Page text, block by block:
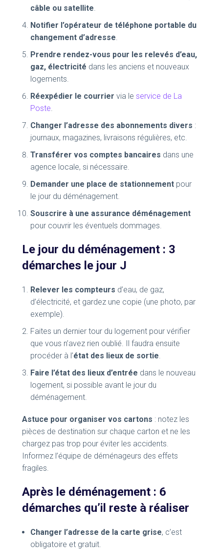
câble ou satellite.
Notifier l’opérateur de téléphone portable du
changement d’adresse.
Prendre rendez-vous pour les relevés d’eau,
gaz, électricité dans les anciens et nouveaux
logements.
Réexpédier le courrier via le service de La
Poste.
Changer l’adresse des abonnements divers :
journaux, magazines, livraisons régulières, etc.
Transférer vos comptes bancaires dans une
agence locale, si nécessaire.
Demander une place de stationnement pour
le jour du déménagement.
Souscrire à une assurance déménagement
pour couvrir les éventuels dommages.
Le jour du déménagement : 3
démarches le jour J
Relever les compteurs d’eau, de gaz,
d’électricité, et gardez une copie (une photo, par
exemple).
Faites un dernier tour du logement pour vérifier
que vous n’avez rien oublié. Il faudra ensuite
procéder à l’état des lieux de sortie.
Faire l’état des lieux d’entrée dans le nouveau
logement, si possible avant le jour du
déménagement.
Astuce pour organiser vos cartons : notez les
pièces de destination sur chaque carton et ne les
chargez pas trop pour éviter les accidents.
Informez l’équipe de déménageurs des effets
fragiles.
Après le déménagement : 6
démarches qu’il reste à réaliser
Changer l’adresse de la carte grise, c’est
obligatoire et gratuit.